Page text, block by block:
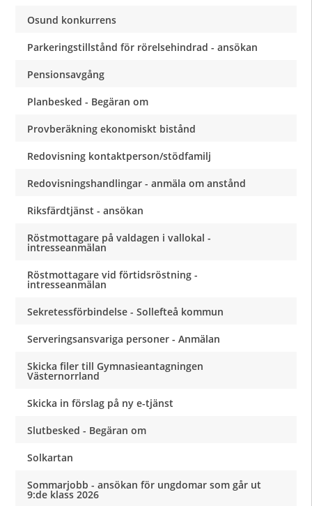
Osund konkurrens
Parkeringstillstånd för rörelsehindrad - ansökan
Pensionsavgång
Planbesked - Begäran om
Provberäkning ekonomiskt bistånd
Redovisning kontaktperson/stödfamilj
Redovisningshandlingar - anmäla om anstånd
Riksfärdtjänst - ansökan
Röstmottagare på valdagen i vallokal -
intresseanmälan
Röstmottagare vid förtidsröstning -
intresseanmälan
Sekretessförbindelse - Sollefteå kommun
Serveringsansvariga personer - Anmälan
Skicka filer till Gymnasieantagningen
Västernorrland
Skicka in förslag på ny e-tjänst
Slutbesked - Begäran om
Solkartan
Sommarjobb - ansökan för ungdomar som går ut
9:de klass 2026